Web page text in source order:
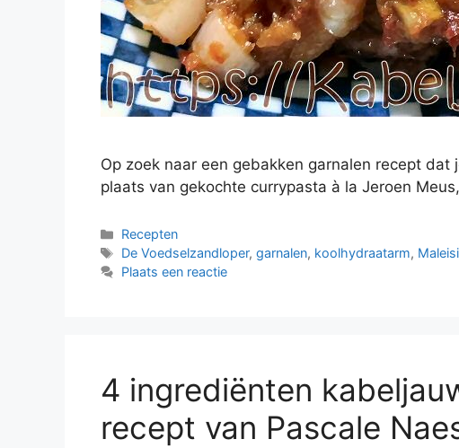
Op zoek naar een gebakken garnalen recept
plaats van gekochte currypasta à la Jeroen
Categorieën
Recepten
Tags
De Voedselzandloper,garnalen, koolhydraatarm,
Plaats een reactie
4 ingrediënten
recept van Pascale